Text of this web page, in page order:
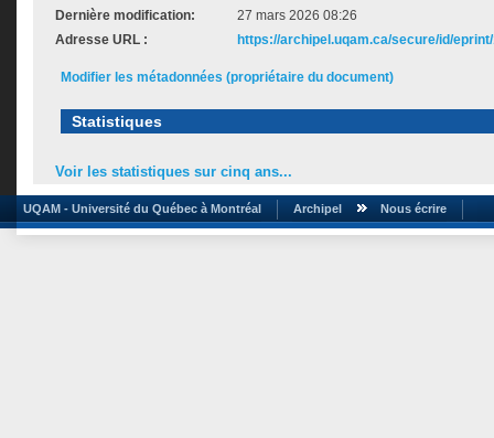
Dernière modification:
27 mars 2026 08:26
Adresse URL :
https://archipel.uqam.ca/secure/id/
Modifier les métadonnées (propriétaire du document)
Statistiques
Voir les statistiques sur cinq ans...
UQAM - Université du Québec à Montréal Archipel Nous écrire